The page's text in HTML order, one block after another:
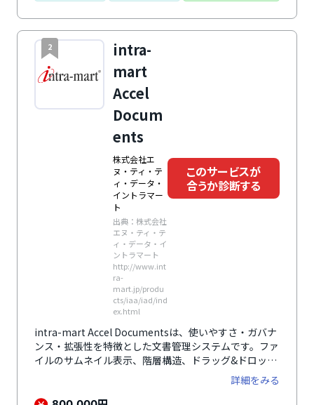
2
intra-
mart
Accel
Docum
ents
株式会社エ
ヌ・ティ・テ
ィ・データ・
イントラマー
ト
出典：株式会社
エヌ・ティ・テ
ィ・データ・イ
ントラマート
http://www.int
ra-
mart.jp/produ
cts/iaa/iad/ind
ex.html
このサービスが
合うか診断する
intra-mart Accel Documentsは、使いやすさ・ガバナ
ンス・拡張性を特徴とした文書管理システムです。ファ
イルのサムネイル表示、階層構造、ドラッグ&ドロップ
による文書の登録など、直感的でわかりやすいUIを実
現。必要な文書を素早く簡単に検索、閲覧できます。
詳細をみる